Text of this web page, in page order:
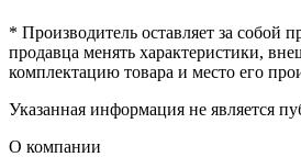
* Производитель оставляет за собой
продавца менять характеристики,
комплектацию товара и место его
Указанная информация не является
О компании